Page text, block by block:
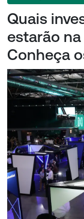
Quais
estarão
Conheça